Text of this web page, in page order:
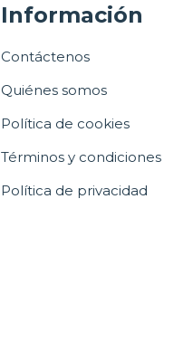
Información
Contáctenos
Quiénes somos
Política de cookies
Términos y condiciones
Política de privacidad